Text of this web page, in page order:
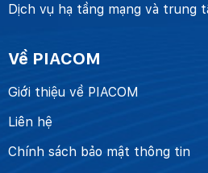
Dịch vụ hạ tầng mạng và trung
Về PIACOM
Giới thiệu về PIACOM
Liên hệ
Chính sách bảo mật thông tin